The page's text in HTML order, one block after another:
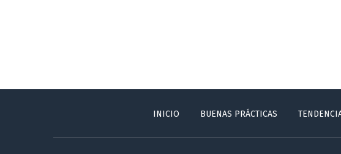
INICIO BUENAS PRÁCTICAS